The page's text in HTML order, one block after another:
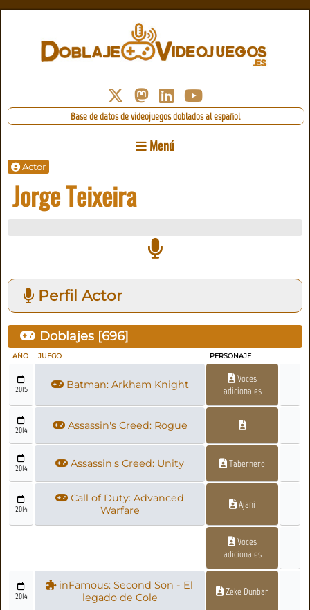
Base de datos de videojuegos doblados al español
Menú
Actor
Jorge Teixeira
Perfil Actor
Doblajes [696]
AÑO JUEGO PERSONAJE
2015 Batman: Arkham Knight
Voces
adicionales
2014 Assassin's Creed: Rogue
2014 Assassin's Creed: Unity Tabernero
2014
Call of Duty: Advanced
Warfare
Ajani
Voces
adicionales
2014
inFamous: Second Son - El
legado de Cole
Zeke Dunbar